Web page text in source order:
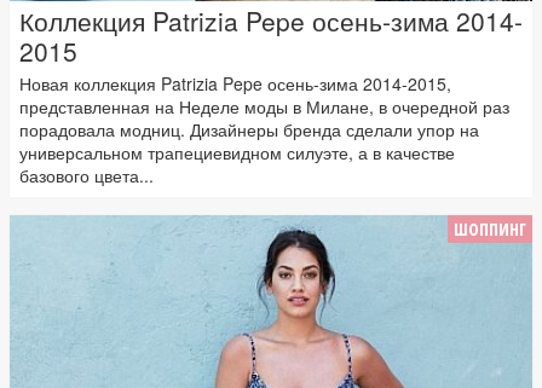
Коллекция Patrizia Pepe осень-зима 2014-
2015
Новая коллекция Patrizia Pepe осень-зима 2014-2015,
представленная на Неделе моды в Милане, в очередной раз
порадовала модниц. Дизайнеры бренда сделали упор на
универсальном трапециевидном силуэте, а в качестве
базового цвета...
ШОППИНГ